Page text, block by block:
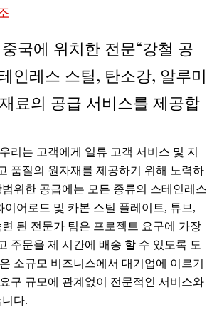
국에 위치한 전문“강철 공
인레스 스틸, 탄소강, 알루미
료의 공급 서비스를 제공합
리는 고객에게 일류 고객 서비스 및 지
품질의 원자재를 제공하기 위해 노력하
위한 공급에는 모든 종류의 스테인레스
이어로드 및 카본 스틸 플레이트, 튜브,
된 전문가 팀은 프로젝트 요구에 가장
주문을 제 시간에 배송 할 수 있도록 도
소규모 비즈니스에서 대기업에 이르기
구 규모에 관계없이 전문적인 서비스와
다.